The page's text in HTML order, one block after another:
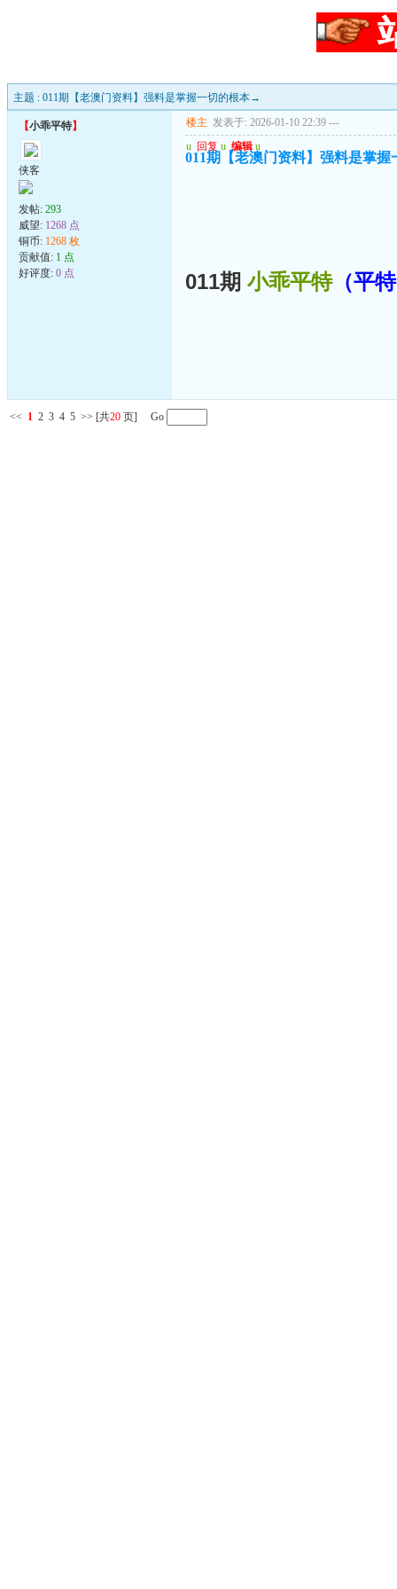
主题 : 011期【老澳门资料】强料是掌握一切的根本→
【小乖平特】
侠客
发帖: 293
威望: 1268 点
铜币: 1268 枚
贡献值: 1 点
好评度: 0 点
楼主 发表于: 2026-01-10 22:39 ---
u 回复 u 编辑 u
011期【老澳门资料】强料是掌
011期 小乖平特（平
<< 1 2 3 4 5 >> [共20 页] Go